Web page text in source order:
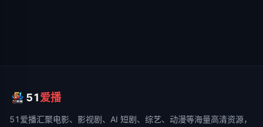
51爱播
51爱播汇聚电影、影视剧、AI 短剧、综艺、动漫等海量高清资源，